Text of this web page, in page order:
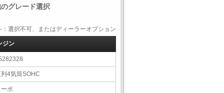
グレード選択
択不可、またはディーラーオプション
ジン
4気筒SOHC
ボ